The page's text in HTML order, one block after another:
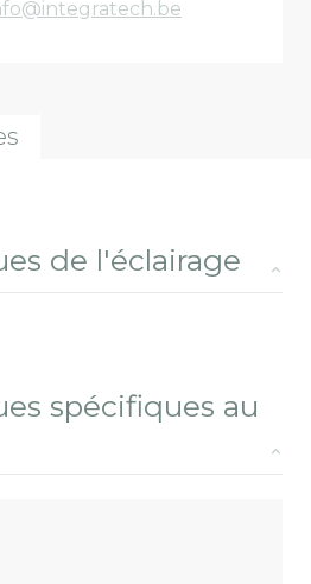
de l'éclairage
spécifiques au